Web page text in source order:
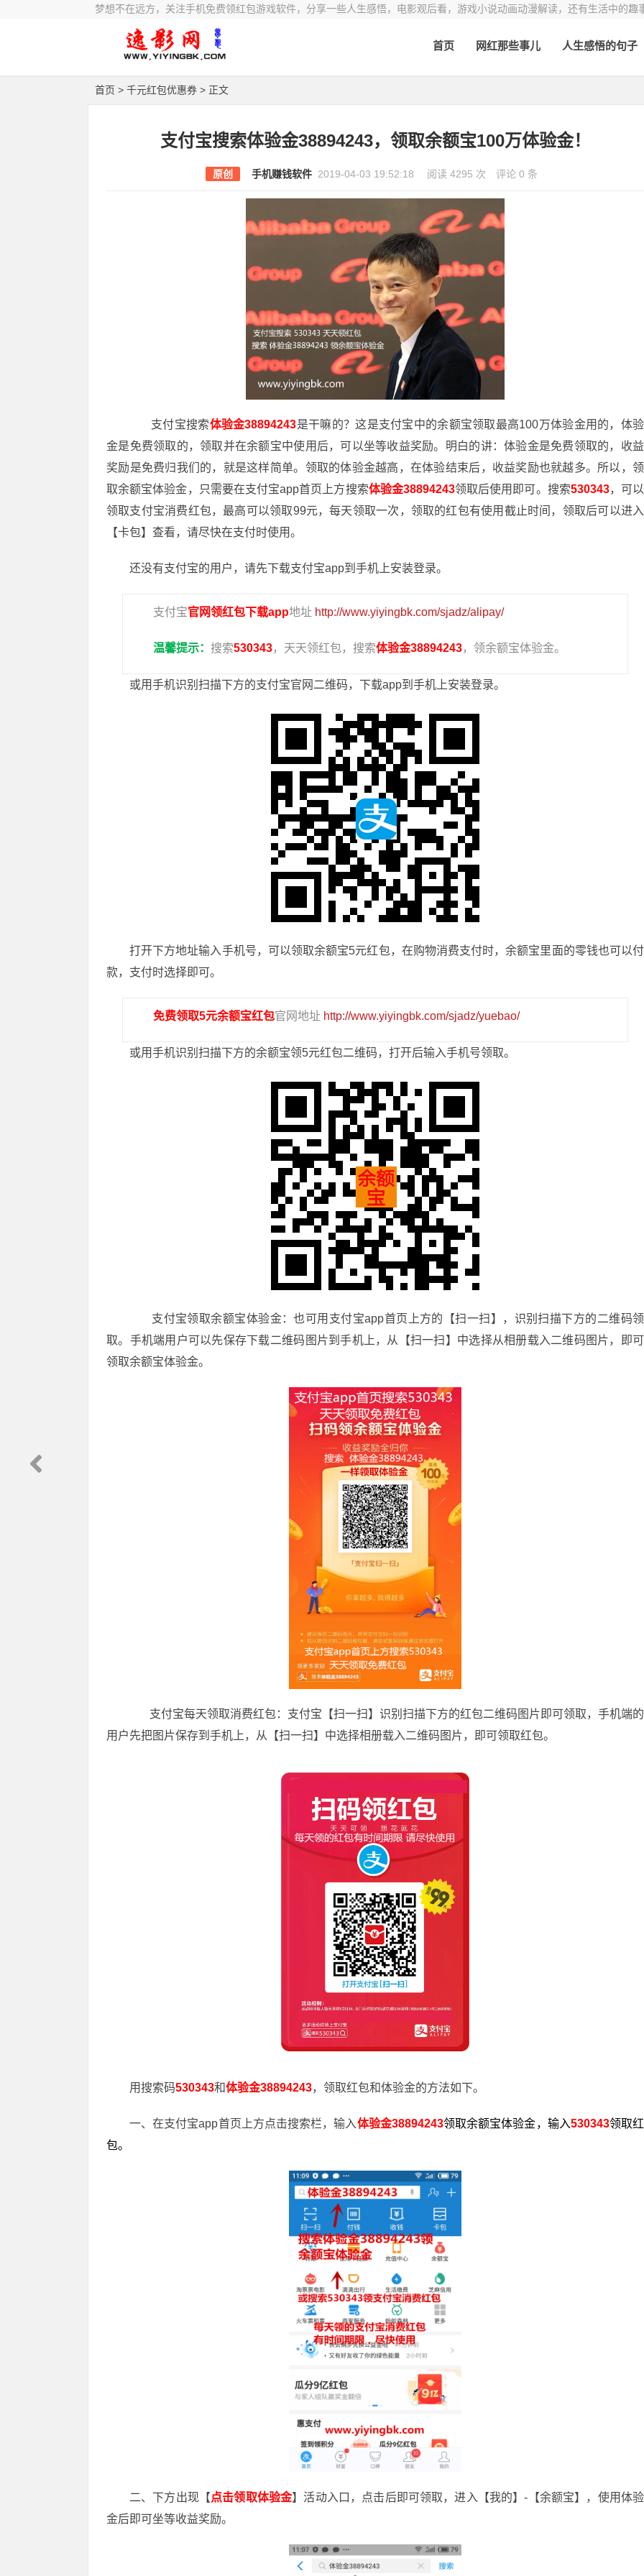
梦想不在远方，关注手机免费领红包游戏软件，分享一些人生感悟，电影观后看，游戏小说动画动漫解读，还有生活中的趣
首页 网红那些事儿 人生感悟的句子
首页 > 千元红包优惠券 > 正文
支付宝搜索体验金38894243，领取余额宝100万体验金！
原创 手机赚钱软件 2019-04-03 19:52:18 阅读 4295 次 评论 0 条
支付宝搜索体验金38894243是干嘛的？这是支付宝中的余额宝领取最高100万体验金用的，体验
金是免费领取的，领取并在余额宝中使用后，可以坐等收益奖励。明白的讲：体验金是免费领取的，收益
奖励是免费归我们的，就是这样简单。领取的体验金越高，在体验结束后，收益奖励也就越多。所以，领
取余额宝体验金，只需要在支付宝app首页上方搜索体验金38894243领取后使用即可。搜索530343，可以
领取支付宝消费红包，最高可以领取99元，每天领取一次，领取的红包有使用截止时间，领取后可以进入
【卡包】查看，请尽快在支付时使用。
还没有支付宝的用户，请先下载支付宝app到手机上安装登录。
支付宝官网领红包下载app地址 http://www.yiyingbk.com/sjadz/alipay/
温馨提示：搜索530343，天天领红包，搜索体验金38894243，领余额宝体验金。
或用手机识别扫描下方的支付宝官网二维码，下载app到手机上安装登录。
打开下方地址输入手机号，可以领取余额宝5元红包，在购物消费支付时，余额宝里面的零钱也可以付
款，支付时选择即可。
免费领取5元余额宝红包官网地址 http://www.yiyingbk.com/sjadz/yuebao/
或用手机识别扫描下方的余额宝领5元红包二维码，打开后输入手机号领取。
支付宝领取余额宝体验金：也可用支付宝app首页上方的【扫一扫】，识别扫描下方的二维码领
取。手机端用户可以先保存下载二维码图片到手机上，从【扫一扫】中选择从相册载入二维码图片，即可
领取余额宝体验金。
支付宝每天领取消费红包：支付宝【扫一扫】识别扫描下方的红包二维码图片即可领取，手机端的
用户先把图片保存到手机上，从【扫一扫】中选择相册载入二维码图片，即可领取红包。
用搜索码530343和体验金38894243，领取红包和体验金的方法如下。
一、在支付宝app首页上方点击搜索栏，输入体验金38894243领取余额宝体验金，输入530343领取红
包。
二、下方出现【点击领取体验金】活动入口，点击后即可领取，进入【我的】-【余额宝】，使用体验
金后即可坐等收益奖励。